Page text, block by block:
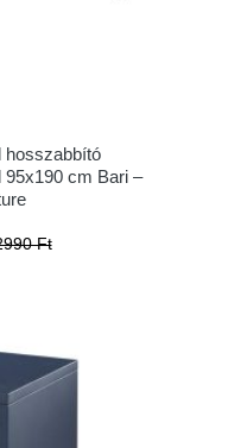
hosszabbító
95x190 cm Bari –
Ft